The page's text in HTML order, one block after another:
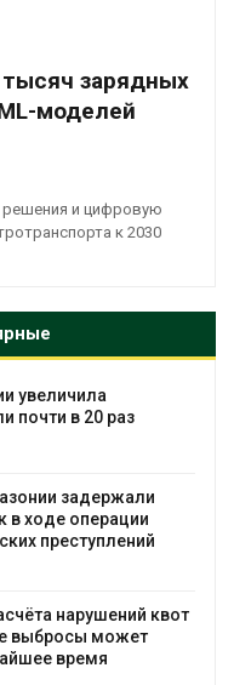
зарядных
моделей
решения и цифровую
к 2030
увеличила
почти в 20 раз
задержали
в ходе операции
преступлений
нарушений квот
выбросы может
время